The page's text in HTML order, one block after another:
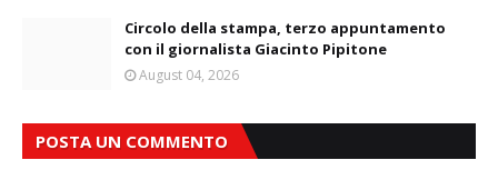
Circolo della stampa, terzo appuntamento
con il giornalista Giacinto Pipitone
August 04, 2026
POSTA UN COMMENTO